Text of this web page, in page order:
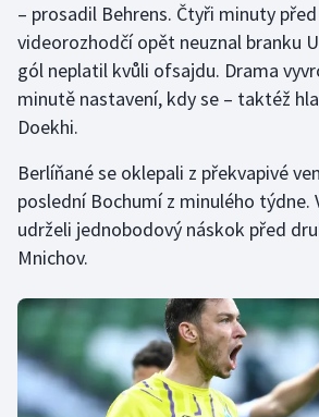
Moderní pětiboj
Motorsport
Olympijské hry
Parasport
Plavání
Ragby
Rychlobruslení
– prosadil Behrens. Čtyři minuty
videorozhodčí opět neuznal branku
gól neplatil kvůli ofsajdu. Drama
minutě nastavení, kdy se – taktéž
Doekhi.
Berlíňané se oklepali z překvapivé
poslední Bochumí z minulého týdne.
udrželi jednobodový náskok před
Mnichov.